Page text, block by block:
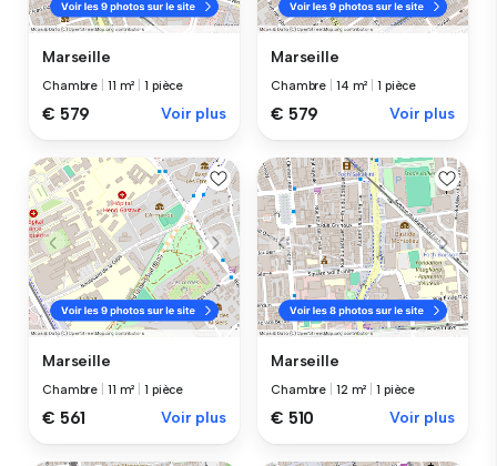
Marseille
Chambre 11 m² |1 pièce
€ 579 Voir plus
Marseille
Chambre 14 m² |1 pièce
€ 579 Voir plus
Marseille
Chambre 11 m² |1 pièce
€ 561 Voir plus
Marseille
Chambre 12 m² |1 pièce
€ 510 Voir plus